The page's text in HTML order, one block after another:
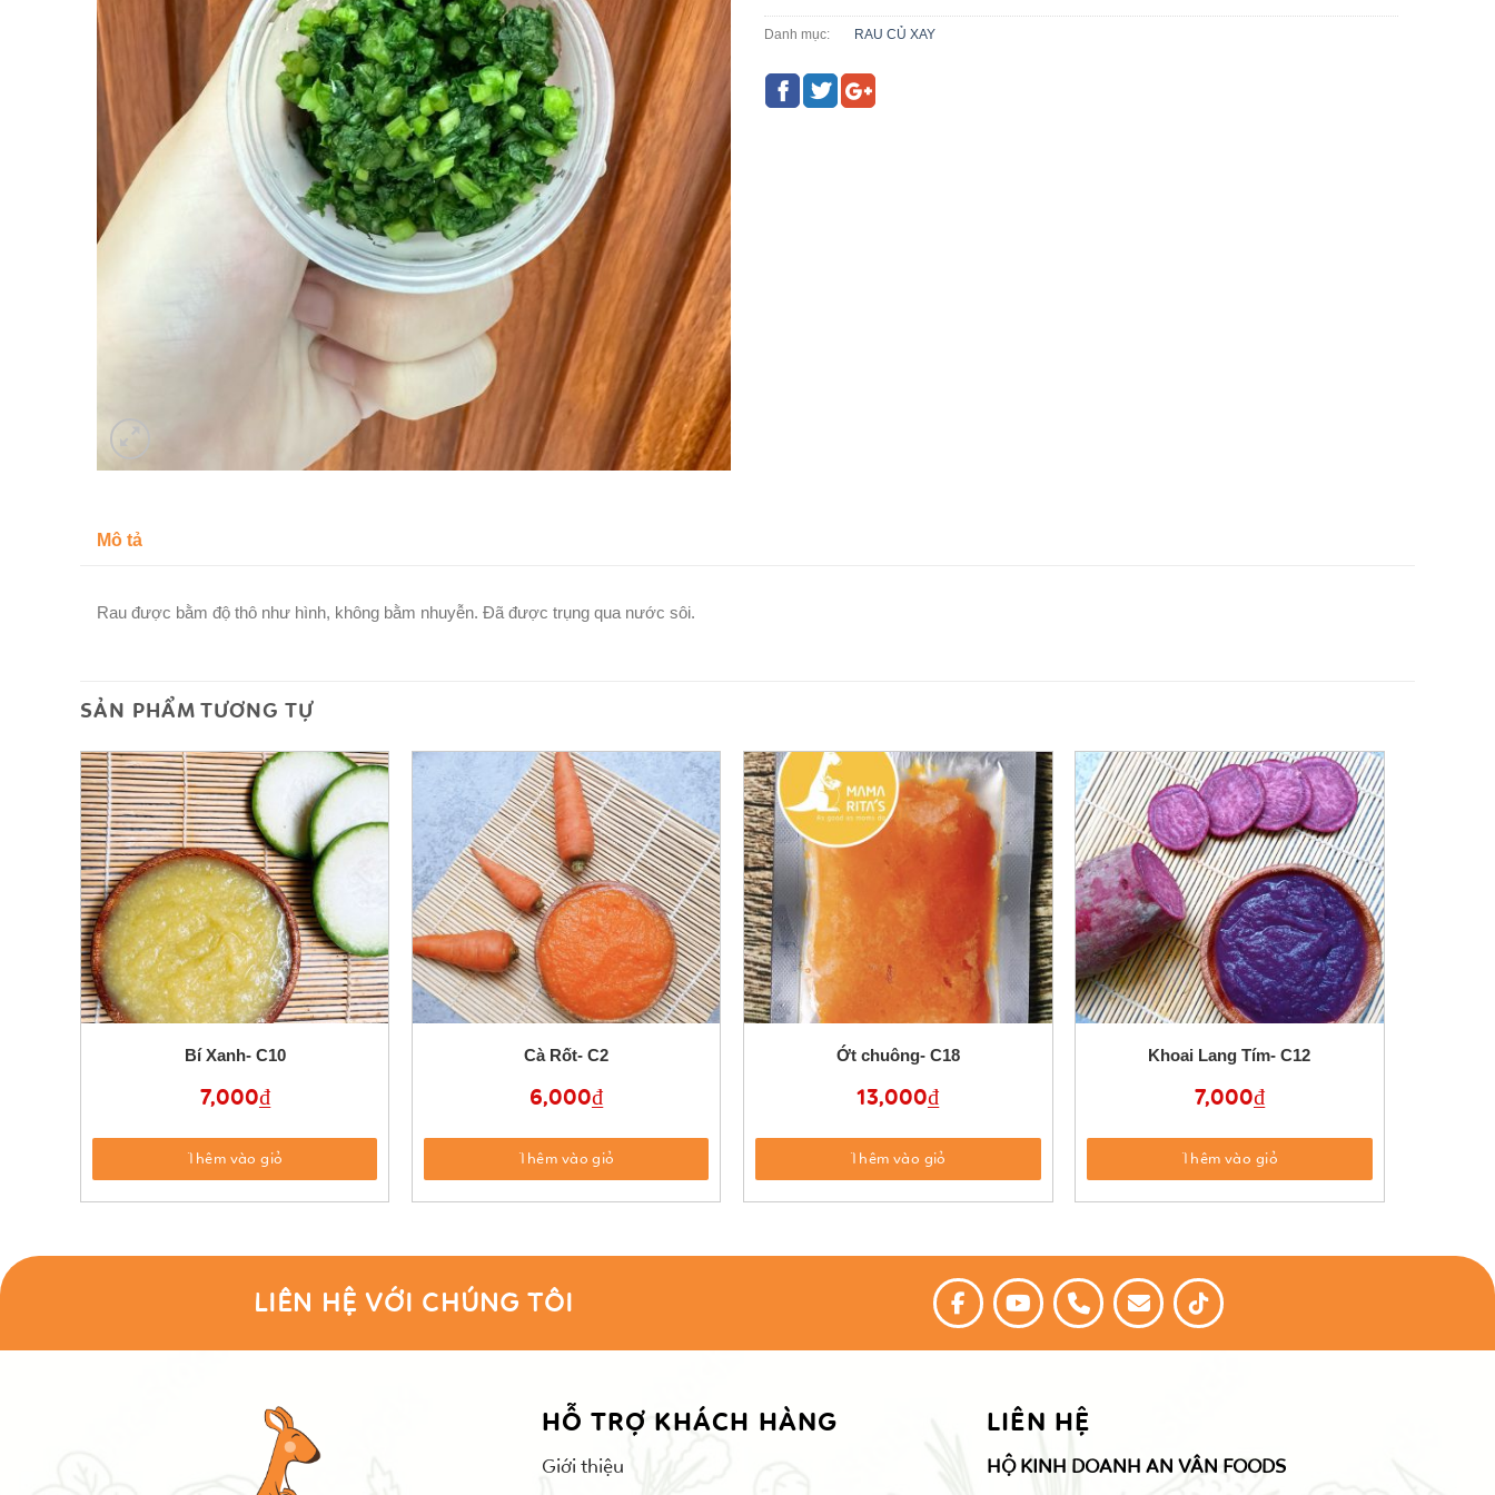
Danh mục: RAU CỦ XAY
Mô tả
Rau được bằm độ thô như hình, không bằm nhuyễn. Đã được trụng qua nước sôi.
SẢN PHẨM TƯƠNG TỰ
Bí Xanh- C10
7,000₫
Thêm vào giỏ
Cà Rốt- C2
6,000₫
Thêm vào giỏ
Ớt chuông- C18
13,000₫
Thêm vào giỏ
Khoai Lang Tím- C12
7,000₫
Thêm vào giỏ
LIÊN HỆ VỚI CHÚNG TÔI
HỖ TRỢ KHÁCH HÀNG
Giới thiệu
LIÊN HỆ
HỘ KINH DOANH AN VÂN FOODS